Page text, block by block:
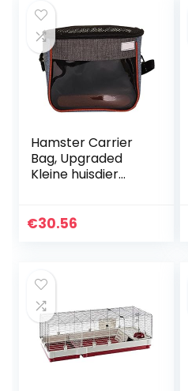
Hamster Carrier
Bag, Upgraded
Kleine huisdier
schouderband en
€30.56